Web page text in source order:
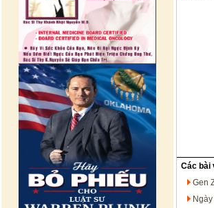
Các bài
Gen